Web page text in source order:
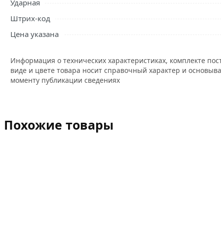
Ударная
Штрих-код
Цена указана
Информация о технических характеристиках, комплекте
виде и цвете товара носит справочный характер и
моменту публикации сведениях
Похожие товары